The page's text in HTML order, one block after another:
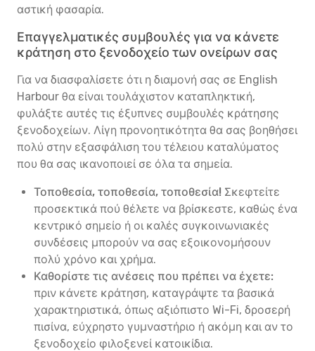
αστική φασαρία.
Επαγγελματικές συμβουλές για να κάνετε
κράτηση στο ξενοδοχείο των ονείρων σας
Για να διασφαλίσετε ότι η διαμονή σας σε English
Harbour θα είναι τουλάχιστον καταπληκτική,
φυλάξτε αυτές τις έξυπνες συμβουλές κράτησης
ξενοδοχείων. Λίγη προνοητικότητα θα σας βοηθήσει
πολύ στην εξασφάλιση του τέλειου καταλύματος
που θα σας ικανοποιεί σε όλα τα σημεία.
Τοποθεσία, τοποθεσία, τοποθεσία! Σκεφτείτε
προσεκτικά πού θέλετε να βρίσκεστε, καθώς ένα
κεντρικό σημείο ή οι καλές συγκοινωνιακές
συνδέσεις μπορούν να σας εξοικονομήσουν
πολύ χρόνο και χρήμα.
Καθορίστε τις ανέσεις που πρέπει να έχετε:
πριν κάνετε κράτηση, καταγράψτε τα βασικά
χαρακτηριστικά, όπως αξιόπιστο Wi-Fi, δροσερή
πισίνα, εύχρηστο γυμναστήριο ή ακόμη και αν το
ξενοδοχείο φιλοξενεί κατοικίδια.